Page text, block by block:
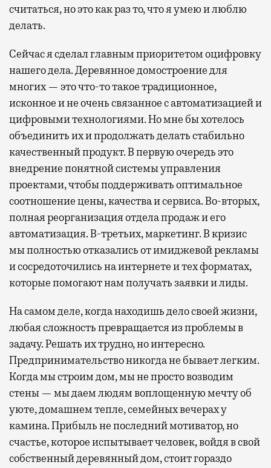
считаться, но это как раз то, что я умею и люблю
делать.
Сейчас я сделал главным приоритетом оцифровку
нашего дела. Деревянное домостроение для
многих — это что-то такое традиционное,
исконное и не очень связанное с автоматизацией и
цифровыми технологиями. Но мне бы хотелось
объединить их и продолжать делать стабильно
качественный продукт. В первую очередь это
внедрение понятной системы управления
проектами, чтобы поддерживать оптимальное
соотношение цены, качества и сервиса. Во-вторых,
полная реорганизация отдела продаж и его
автоматизация. В-третьих, маркетинг. В кризис
мы полностью отказались от имиджевой рекламы
и сосредоточились на интернете и тех форматах,
которые помогают нам получать заявки и лиды.
На самом деле, когда находишь дело своей жизни,
любая сложность превращается из проблемы в
задачу. Решать их трудно, но интересно.
Предпринимательство никогда не бывает легким.
Когда мы строим дом, мы не просто возводим
стены — мы даем людям воплощенную мечту об
уюте, домашнем тепле, семейных вечерах у
камина. Прибыль не последний мотиватор, но
счастье, которое испытывает человек, войдя в свой
собственный деревянный дом, стоит гораздо